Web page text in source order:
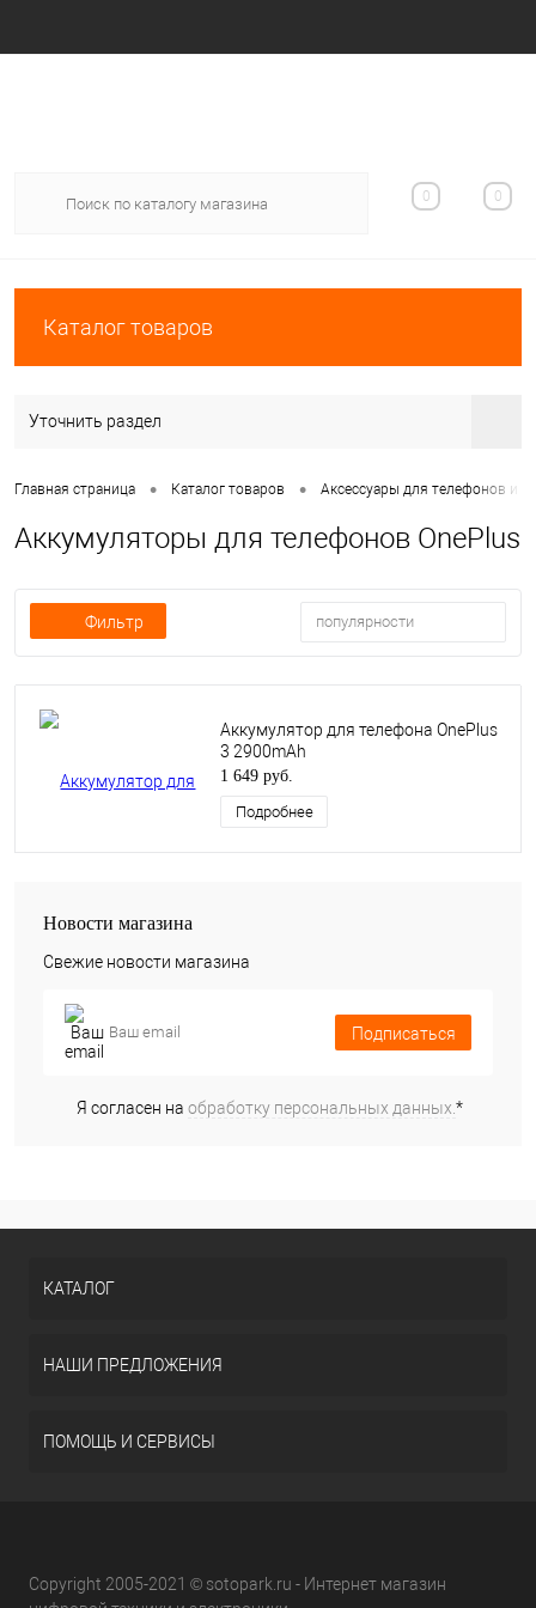
0 0
Каталог товаров
Уточнить раздел
Главная страница • Каталог товаров • Аксессуары для телефонов и
Аккумуляторы для телефонов OnePlus
Фильтр популярности
Аккумулятор для телефона OnePlus
3 2900mAh
1 649 руб.
Подробнее
Новости магазина
Свежие новости магазина
Подписаться
Я согласен на обработку персональных данных.*
КАТАЛОГ
НАШИ ПРЕДЛОЖЕНИЯ
ПОМОЩЬ И СЕРВИСЫ
Copyright 2005-2021 © sotopark.ru - Интернет магазин